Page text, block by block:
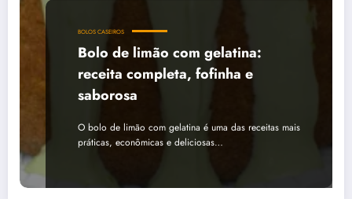
BOLOS CASEIROS
Bolo de limão com gelatina:
receita completa, fofinha e
saborosa
O bolo de limão com gelatina é uma das receitas mais
práticas, econômicas e deliciosas…